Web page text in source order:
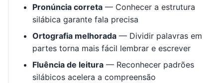
Pronúncia correta — Conhecer a estrutura
silábica garante fala precisa
Ortografia melhorada — Dividir palavras em
partes torna mais fácil lembrar e escrever
Fluência de leitura — Reconhecer padrões
silábicos acelera a compreensão